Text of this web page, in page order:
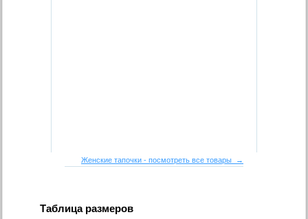
Женские тапочки - посмотреть все товары →
Таблица размеров